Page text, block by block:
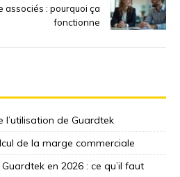
associés : pourquoi ça
fonctionne
l’utilisation de Guardtek
de la marge commerciale
en 2026 : ce qu’il faut